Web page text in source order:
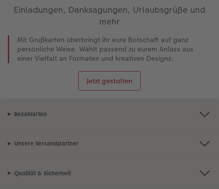
Einladungen, Danksagungen, Urlaubsgrüße und
mehr
Mit Grußkarten überbringt ihr eure Botschaft auf ganz
persönliche Weise. Wählt passend zu eurem Anlass aus
einer Vielfalt an Formaten und kreativen Designs.
Jetzt gestalten
Bezahlarten
Unsere Versandpartner
Qualität & Sicherheit